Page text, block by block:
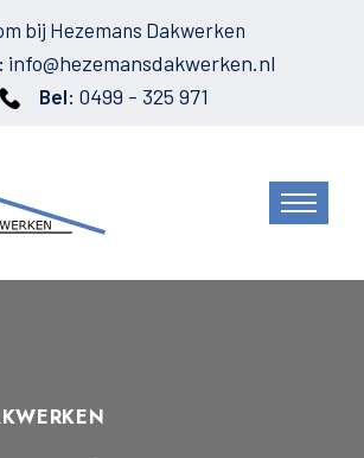
bij Hezemans Dakwerken
info@hezemansdakwerken.nl
Bel: 0499 - 325 971